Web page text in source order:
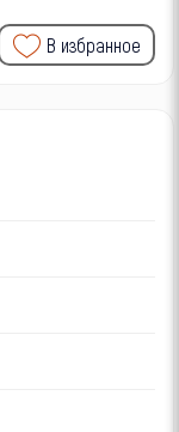
В избранное